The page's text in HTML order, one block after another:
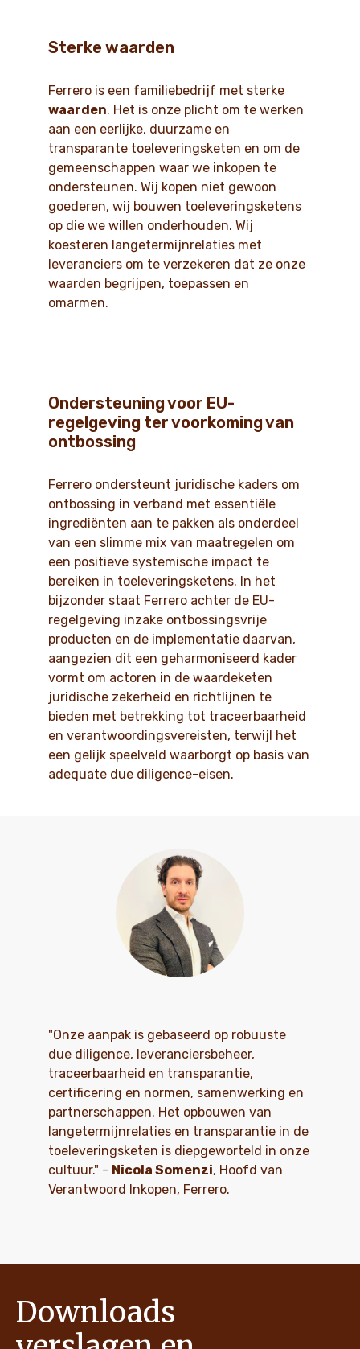
Sterke waarden
Ferrero is een familiebedrijf met sterke
waarden. Het is onze plicht om te werken
aan een eerlijke, duurzame en
transparante toeleveringsketen en om de
gemeenschappen waar we inkopen te
ondersteunen. Wij kopen niet gewoon
goederen, wij bouwen toeleveringsketens
op die we willen onderhouden. Wij
koesteren langetermijnrelaties met
leveranciers om te verzekeren dat ze onze
waarden begrijpen, toepassen en
omarmen.
Ondersteuning voor EU-
regelgeving ter voorkoming van
ontbossing
Ferrero ondersteunt juridische kaders om
ontbossing in verband met essentiële
ingrediënten aan te pakken als onderdeel
van een slimme mix van maatregelen om
een positieve systemische impact te
bereiken in toeleveringsketens. In het
bijzonder staat Ferrero achter de EU-
regelgeving inzake ontbossingsvrije
producten en de implementatie daarvan,
aangezien dit een geharmoniseerd kader
vormt om actoren in de waardeketen
juridische zekerheid en richtlijnen te
bieden met betrekking tot traceerbaarheid
en verantwoordingsvereisten, terwijl het
een gelijk speelveld waarborgt op basis van
adequate due diligence-eisen.
"Onze aanpak is gebaseerd op robuuste
due diligence, leveranciersbeheer,
traceerbaarheid en transparantie,
certificering en normen, samenwerking en
partnerschappen. Het opbouwen van
langetermijnrelaties en transparantie in de
toeleveringsketen is diepgeworteld in onze
cultuur." - Nicola Somenzi, Hoofd van
Verantwoord Inkopen, Ferrero.
Downloads